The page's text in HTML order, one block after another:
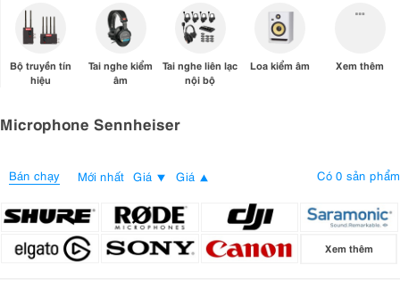
Bộ truyền tín
hiệu
Tai nghe kiểm
âm
Tai nghe liên lạc
nội bộ
Loa kiểm âm Xem thêm
Microphone Sennheiser
Bán chạy Mới nhất Giá Giá Có 0 sản phẩm
Xem thêm